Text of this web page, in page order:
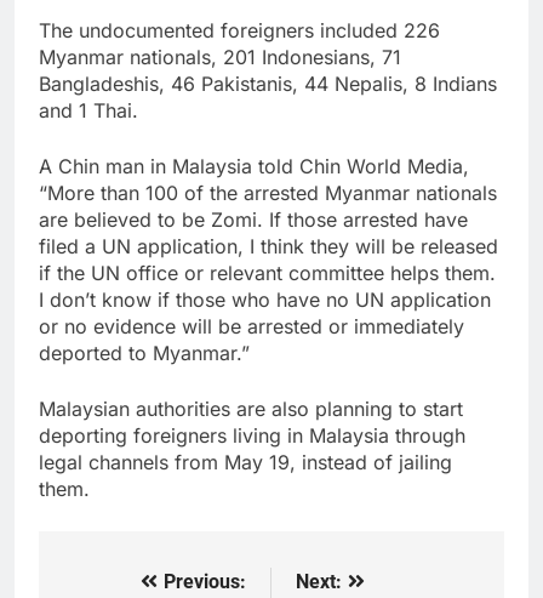
The undocumented foreigners included 226
Myanmar nationals, 201 Indonesians, 71
Bangladeshis, 46 Pakistanis, 44 Nepalis, 8 Indians
and 1 Thai.
A Chin man in Malaysia told Chin World Media,
“More than 100 of the arrested Myanmar nationals
are believed to be Zomi. If those arrested have
filed a UN application, I think they will be released
if the UN office or relevant committee helps them.
I don’t know if those who have no UN application
or no evidence will be arrested or immediately
deported to Myanmar.”
Malaysian authorities are also planning to start
deporting foreigners living in Malaysia through
legal channels from May 19, instead of jailing
them.
Previous:
Next: